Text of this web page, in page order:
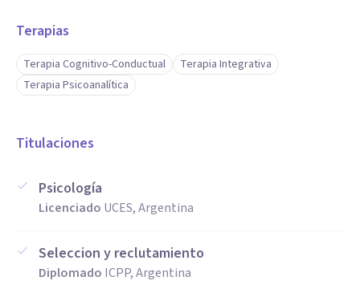
Terapias
Terapia Cognitivo-Conductual
Terapia Integrativa
Terapia Psicoanalítica
Titulaciones
Psicología
Licenciado UCES, Argentina
Seleccion y reclutamiento
Diplomado ICPP, Argentina